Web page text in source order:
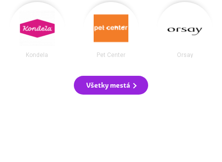
Kondela Pet Center Orsay
Všetky mestá